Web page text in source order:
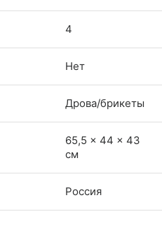
4
Нет
Дрова/брикеты
65,5 × 44 × 43
см
Россия